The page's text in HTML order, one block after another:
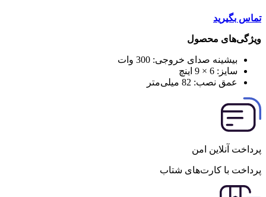
تماس بگیرید
ویژگی‌های محصول
بیشینه صدای خروجی: 300 وات
سایز: 6 × 9 اینچ
عمق نصب: 82 میلی‌متر
پرداخت آنلاین امن
پرداخت با کارت‌های شتاب